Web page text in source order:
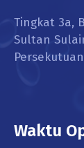
Tingkat 3a,
Sultan
Waktu